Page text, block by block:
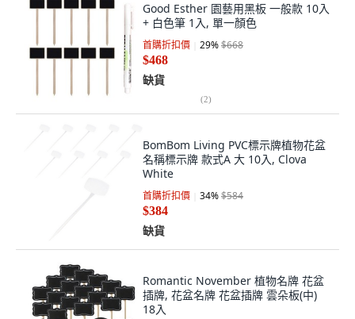
Good Esther 園藝用黑板 一般款 10入
+ 白色筆 1入, 單一顏色
首購折扣價 29%$668
$468
缺貨
(2)
BomBom Living PVC標示牌植物花盆
名稱標示牌 款式A 大 10入, Clova
White
首購折扣價 34%$584
$384
缺貨
Romantic November 植物名牌 花盆
插牌, 花盆名牌 花盆插牌 雲朵板(中)
18入